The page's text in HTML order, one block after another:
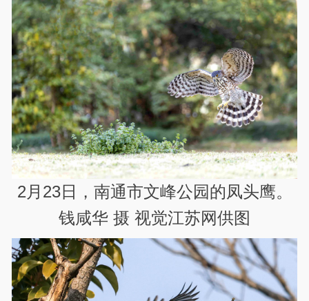
2月23日，南通市文峰公园的凤头鹰。
钱咸华 摄 视觉江苏网供图